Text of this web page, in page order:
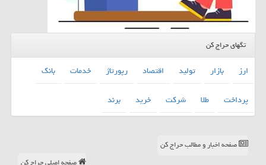
تگهای حراج کن
ارز بازار تولید اقتصاد رپورتاژ خدمات
بانك
پرداخت
طلا شركت خرید برند
صفحه اخبار و مطالب حراج کن
صفحه اصلی حراج کن